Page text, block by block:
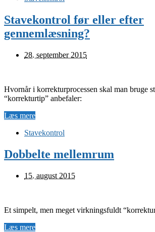
Stavekontrol før eller efter
gennemlæsning?
28. september 2015
Hvornår i korrekturprocessen skal man bruge
“korrekturtip” anbefaler:
Læs mere
Stavekontrol
Dobbelte mellemrum
15. august 2015
Et simpelt, men meget virkningsfuldt
Læs mere